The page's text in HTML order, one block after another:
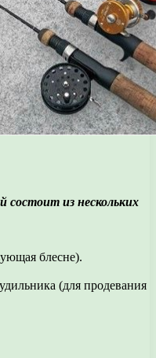
состоит из нескольких
блесне).
(для продевания